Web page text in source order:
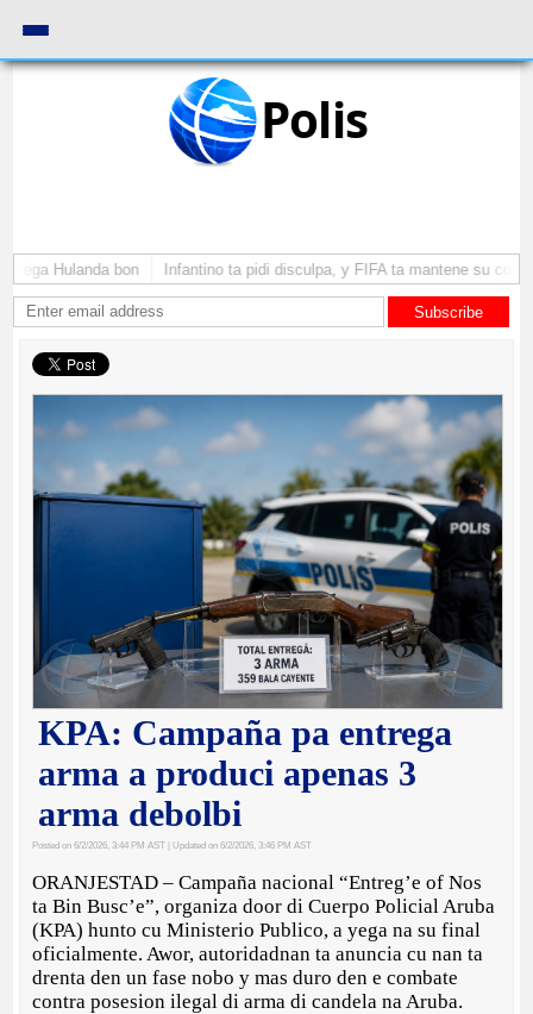
Polis
Hulanda bon Infantino ta pidi disculpa, y FIFA ta mantene su como
Subscribe
KPA: Campaña pa entrega
arma a produci apenas 3
arma debolbi
Posted on 6/2/2026, 3:44 PM AST | Updated on 6/2/2026, 3:46 PM AST
ORANJESTAD – Campaña nacional “Entreg’e of Nos
ta Bin Busc’e”, organiza door di Cuerpo Policial Aruba
(KPA) hunto cu Ministerio Publico, a yega na su final
oficialmente. Awor, autoridadnan ta anuncia cu nan ta
drenta den un fase nobo y mas duro den e combate
contra posesion ilegal di arma di candela na Aruba.